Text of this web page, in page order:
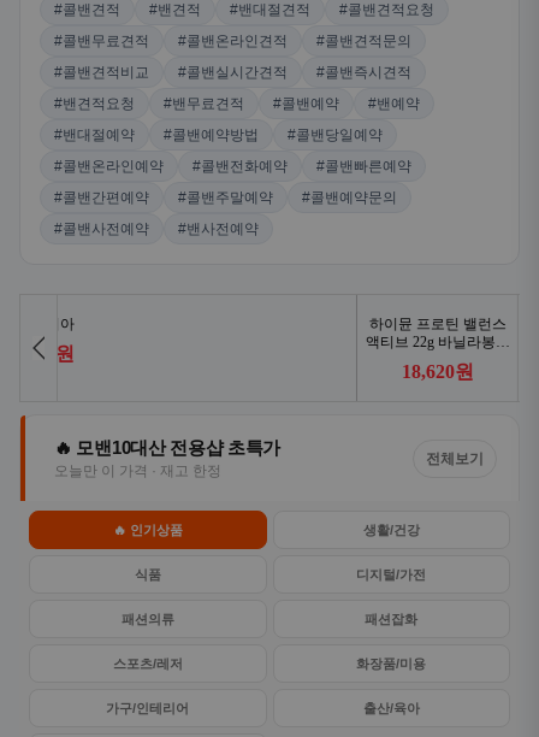
#콜밴견적
#밴견적 #밴대절견적
#콜밴견적요청
#콜밴무료견적
#콜밴온라인견적
#콜밴견적문의
#콜밴견적비교
#콜밴실시간견적
#콜밴즉시견적
#밴견적요청
#밴무료견적 #콜밴예약
#밴예약
#밴대절예약
#콜밴예약방법
#콜밴당일예약
#콜밴온라인예약
#콜밴전화예약
#콜밴빠른예약
#콜밴간편예약
#콜밴주말예약
#콜밴예약문의
#콜밴사전예약
#밴사전예약
🔥 모밴10대산 전용샵 초특가
오늘만 이 가격 · 재고 한정
전체보기
🔥 인기상품 생활/건강
식품 디지털/가전
패션의류 패션잡화
스포츠/레저 화장품/미용
가구/인테리어 출산/육아